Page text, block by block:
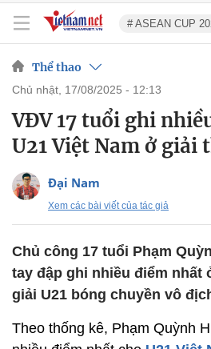
# ASEAN CUP
Thể thao
chủ nhật, 17/08/2025 - 12:13
VĐV 17 tuổi ghi
U21 Việt Nam ở giải
Đại Nam
Xem các bài viết của tác giả
Chủ công 17 tuổi Phạm
tay đập ghi nhiều điểm nhất
giải U21 bóng chuyền vô
Theo thống kê, Phạm Quỳnh